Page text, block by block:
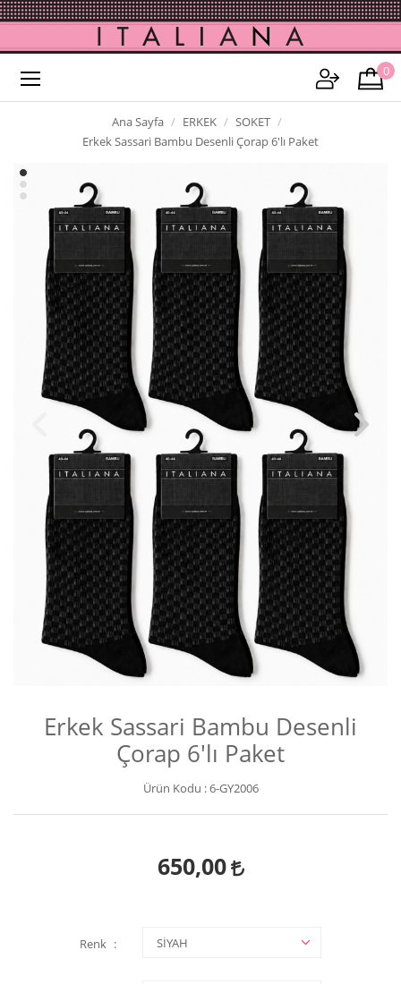
0
Ana Sayfa ERKEK
SOKET
Erkek Sassari Bambu Desenli Çorap 6'lı Paket
Erkek Sassari Bambu Desenli
Çorap 6'lı Paket
Ürün Kodu :6-GY2006
650,00
Renk